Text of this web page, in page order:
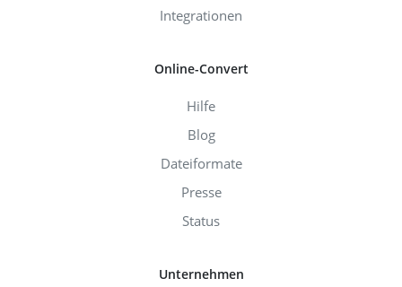
Integrationen
Online-Convert
Hilfe
Blog
Dateiformate
Presse
Status
Unternehmen